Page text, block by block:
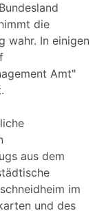
die
wahr. In einigen
Amt"
aus dem
im
und des